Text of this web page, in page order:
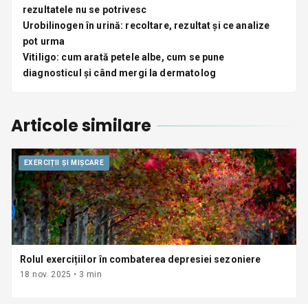
rezultatele nu se potrivesc
Urobilinogen în urină: recoltare, rezultat și ce analize
pot urma
Vitiligo: cum arată petele albe, cum se pune
diagnosticul și când mergi la dermatolog
Articole similare
EXERCIȚII ȘI MIȘCARE
Rolul exercițiilor în combaterea depresiei sezoniere
18 nov. 2025 • 3 min